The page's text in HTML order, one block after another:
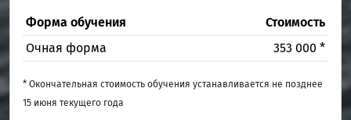
Форма обучения
Стоимость
Очная форма
353 000 *
* Окончательная стоимость обучения устанавливается не позднее
15 июня текущего года